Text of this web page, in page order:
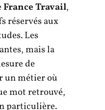
France Travail,
réservés aux
Les
mais la
de
un métier où
mot retrouvé,
particulière.